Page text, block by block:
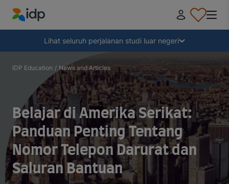
IDP Education
Lihat seluruh perjalanan studi luar negeri
Mengapa kuliah di luar negeri?
Memilih tujuan kuliah
Bagaimana cara mendaftar?
Setelah menerima penawaran
Tampilkan
IDP Education / News and Articles
Belajar di Amerika Serikat:
Panduan Penting Tentang
Nomor Telepon Darurat dan
Saluran Bantuan